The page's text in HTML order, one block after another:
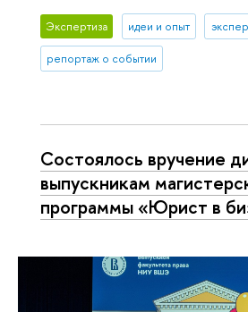
Экспертиза идеи и опыт
репортаж о событии
Состоялось вручение
выпускникам
программы «Юрист в